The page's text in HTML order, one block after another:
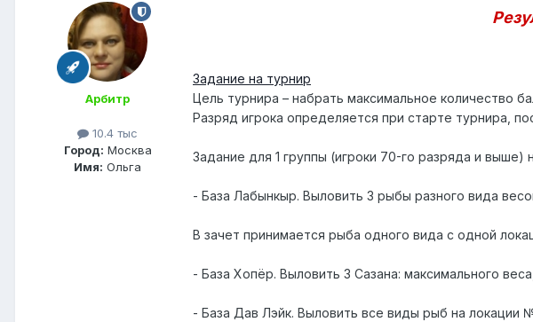
Арбитр
10.4 тыс
Город: Москва
Имя: Ольга
Задание на турнир
Цель турнира – набрать максимальное количество
Разряд игрока определяется при старте турнира,
Задание для 1 группы (игроки 70-го разряда и выше)
- База Лабынкыр. Выловить 3 рыбы разного вида
В зачет принимается рыба одного вида с одной
- База Хопёр. Выловить 3 Сазана: максимального
- База Дав Лэйк. Выловить все виды рыб на локации